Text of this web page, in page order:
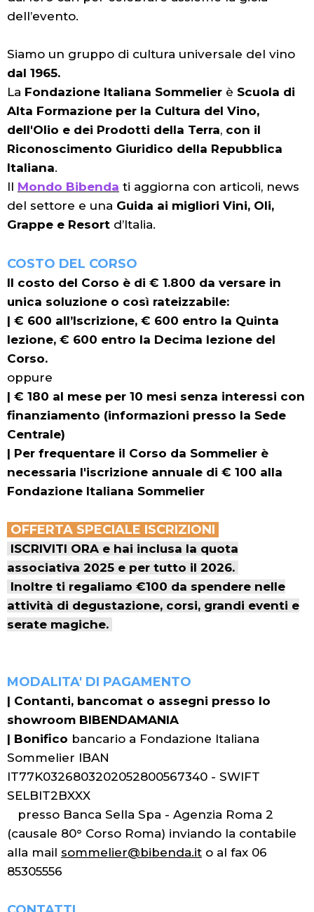
dell’evento.
Siamo un gruppo di cultura universale del vino
dal 1965.
La Fondazione Italiana Sommelier è Scuola di
Alta Formazione per la Cultura del Vino,
dell'Olio e dei Prodotti della Terra, con il
Riconoscimento Giuridico della Repubblica
Italiana.
Il Mondo Bibenda ti aggiorna con articoli, news
del settore e una Guida ai migliori Vini, Oli,
Grappe e Resort d’Italia.
COSTO DEL CORSO
Il costo del Corso è di € 1.800 da versare in
unica soluzione o così rateizzabile:
| € 600 all’Iscrizione, € 600 entro la Quinta
lezione, € 600 entro la Decima lezione del
Corso.
oppure
| € 180 al mese per 10 mesi senza interessi con
finanziamento (informazioni presso la Sede
Centrale)
| Per frequentare il Corso da Sommelier è
necessaria l'iscrizione annuale di € 100 alla
Fondazione Italiana Sommelier
OFFERTA SPECIALE ISCRIZIONI
ISCRIVITI ORA e hai inclusa la quota
associativa 2025 e per tutto il 2026.
Inoltre ti regaliamo €100 da spendere nelle
attività di degustazione, corsi, grandi eventi e
serate magiche.
MODALITA' DI PAGAMENTO
| Contanti, bancomat o assegni presso lo
showroom BIBENDAMANIA
| Bonifico bancario a Fondazione Italiana
Sommelier IBAN
IT77K0326803202052800567340 - SWIFT
SELBIT2BXXX
presso Banca Sella Spa - Agenzia Roma 2
(causale 80° Corso Roma) inviando la contabile
alla mail sommelier@bibenda.it o al fax 06
85305556